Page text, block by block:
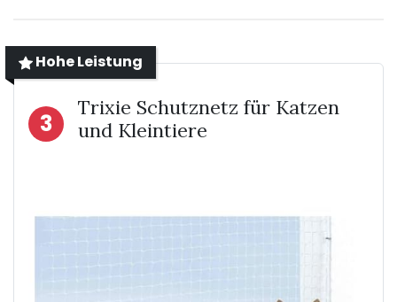
Hohe Leistung
3
Trixie Schutznetz für Katzen
und Kleintiere